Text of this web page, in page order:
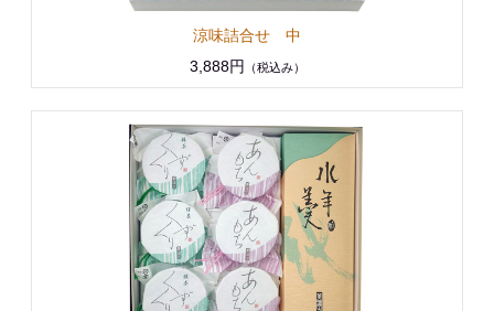
涼味詰合せ 中
3,888円
（税込み）